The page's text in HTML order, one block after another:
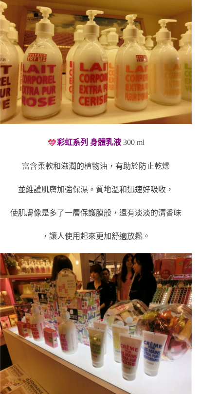
彩虹系列 身體乳液 300 ml
富含柔軟和滋潤的植物油，有助於防止乾燥
並維護肌膚加強保濕。質地溫和迅速好吸收，
使肌膚像是多了一層保護膜般，還有淡淡的清香味
，讓人使用起來更加舒適放鬆。